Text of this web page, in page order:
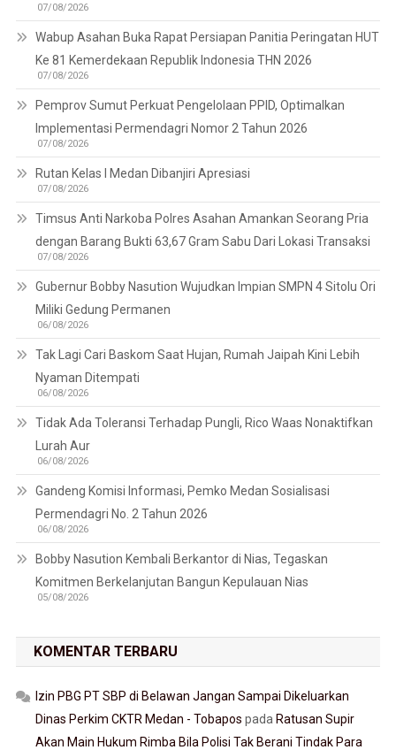
07/08/2026
Wabup Asahan Buka Rapat Persiapan Panitia Peringatan HUT
Ke 81 Kemerdekaan Republik Indonesia THN 2026
07/08/2026
Pemprov Sumut Perkuat Pengelolaan PPID, Optimalkan
Implementasi Permendagri Nomor 2 Tahun 2026
07/08/2026
Rutan Kelas I Medan Dibanjiri Apresiasi
07/08/2026
Timsus Anti Narkoba Polres Asahan Amankan Seorang Pria
dengan Barang Bukti 63,67 Gram Sabu Dari Lokasi Transaksi
07/08/2026
Gubernur Bobby Nasution Wujudkan Impian SMPN 4 Sitolu Ori
Miliki Gedung Permanen
06/08/2026
Tak Lagi Cari Baskom Saat Hujan, Rumah Jaipah Kini Lebih
Nyaman Ditempati
06/08/2026
Tidak Ada Toleransi Terhadap Pungli, Rico Waas Nonaktifkan
Lurah Aur
06/08/2026
Gandeng Komisi Informasi, Pemko Medan Sosialisasi
Permendagri No. 2 Tahun 2026
06/08/2026
Bobby Nasution Kembali Berkantor di Nias, Tegaskan
Komitmen Berkelanjutan Bangun Kepulauan Nias
05/08/2026
KOMENTAR TERBARU
Izin PBG PT SBP di Belawan Jangan Sampai Dikeluarkan
Dinas Perkim CKTR Medan - Tobapos pada Ratusan Supir
Akan Main Hukum Rimba Bila Polisi Tak Berani Tindak Para